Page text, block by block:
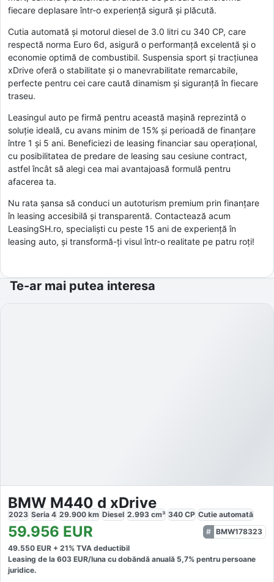
fiecare deplasare într-o experiență sigură și plăcută.
Cutia automată și motorul diesel de 3.0 litri cu 340 CP, care
respectă norma Euro 6d, asigură o performanță excelentă și o
economie optimă de combustibil. Suspensia sport și tracțiunea
xDrive oferă o stabilitate și o manevrabilitate remarcabile,
perfecte pentru cei care caută dinamism și siguranță în fiecare
traseu.
Leasingul auto pe firmă pentru această mașină reprezintă o
soluție ideală, cu avans minim de 15% și perioadă de finanțare
între 1 și 5 ani. Beneficiezi de leasing financiar sau operațional,
cu posibilitatea de predare de leasing sau cesiune contract,
astfel încât să alegi cea mai avantajoasă formulă pentru
afacerea ta.
Nu rata șansa să conduci un autoturism premium prin finanțare
în leasing accesibilă și transparentă. Contactează acum
LeasingSH.ro, specialiști cu peste 15 ani de experiență în
leasing auto, și transformă-ți visul într-o realitate pe patru roți!
Te-ar mai putea interesa
BMW M440 d xDrive
2023 Seria 4 29.900 km Diesel 2.993 cm³ 340 CP Cutie automată
59.956 EUR
BMW178323
49.550 EUR + 21% TVA deductibil
Leasing de la 603 EUR/luna cu dobăndă anuală 5,7% pentru persoane
juridice.